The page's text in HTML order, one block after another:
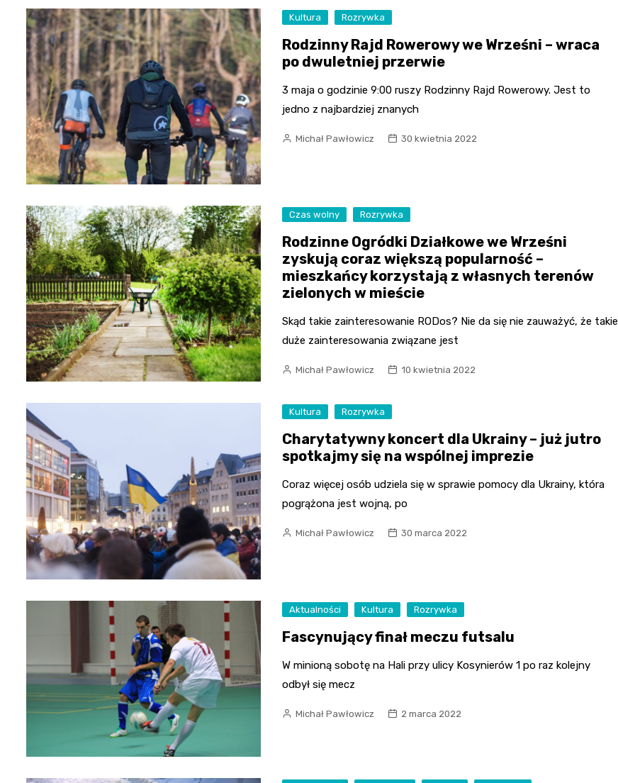
Kultura Rozrywka
Rodzinny Rajd Rowerowy we Wrześni – wraca
po dwuletniej przerwie
3 maja o godzinie 9:00 ruszy Rodzinny Rajd Rowerowy. Jest to
jedno z najbardziej znanych
Michał Pawłowicz 30 kwietnia 2022
Czas wolny Rozrywka
Rodzinne Ogródki Działkowe we Wrześni
zyskują coraz większą popularność –
mieszkańcy korzystają z własnych terenów
zielonych w mieście
Skąd takie zainteresowanie RODos? Nie da się nie zauważyć, że takie
duże zainteresowania związane jest
Michał Pawłowicz 10 kwietnia 2022
Kultura Rozrywka
Charytatywny koncert dla Ukrainy – już jutro
spotkajmy się na wspólnej imprezie
Coraz więcej osób udziela się w sprawie pomocy dla Ukrainy, która
pogrążona jest wojną, po
Michał Pawłowicz 30 marca 2022
Aktualności Kultura Rozrywka
Fascynujący finał meczu futsalu
W minioną sobotę na Hali przy ulicy Kosynierów 1 po raz kolejny
odbył się mecz
Michał Pawłowicz 2 marca 2022